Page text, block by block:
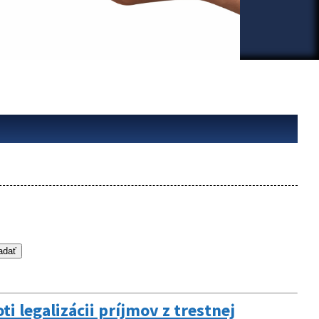
legalizácii príjmov z trestnej